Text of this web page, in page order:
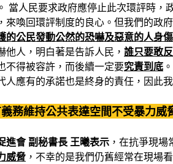
當人民要求政府應停止此次環評時
來喚回環評制度的良心。但我們的政
的公民發動公然的恐嚇及惡意的人身
他人，明白著是告訴人民， 誰只要敢
不得被容許，而後續一定要究責到底
人應有的承諾也是終身的責任，因此
義務維持公共表達空間不受暴力威
進會 副秘書長 王曦表示 ，在抗爭現
威脅 ，不幸的是我們仍舊經常在現場